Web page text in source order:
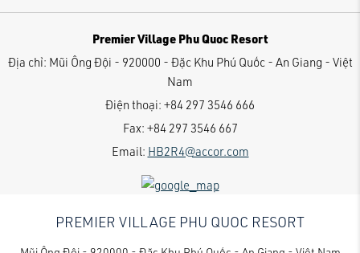
Premier Village Phu Quoc Resort
Địa chỉ: Mũi Ông Đội - 920000 - Đặc Khu Phú Quốc - An Giang - Việt
Nam
Điện thoại: +84 297 3546 666
Fax: +84 297 3546 667
Email: HB2R4@accor.com
PREMIER VILLAGE PHU QUOC RESORT